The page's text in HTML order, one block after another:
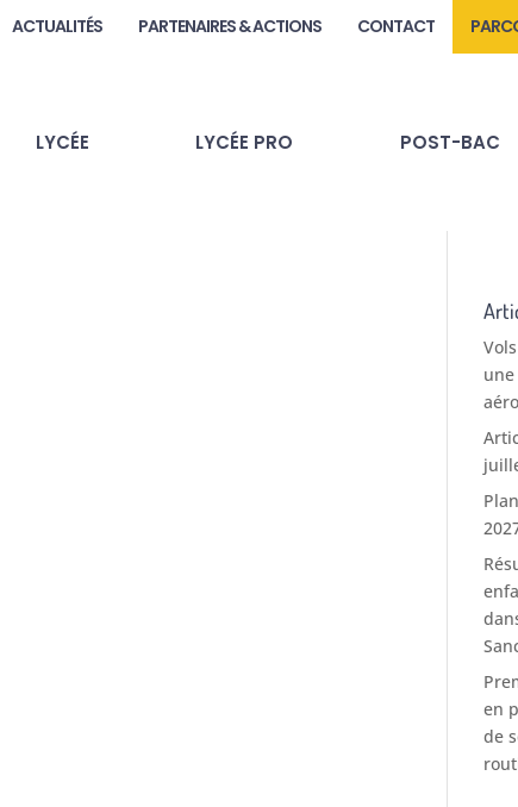
ACTUALITÉS PARTENAIRES & ACTIONS CONTACT
LYCÉE LYCÉE PRO POST-BAC
en
de